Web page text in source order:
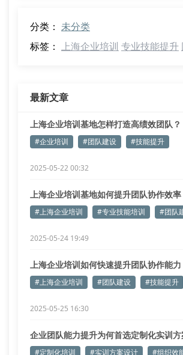
分类： 未分类
标签： 上海企业培训 专业技能提升
最新文章
上海企业培训基地怎样打造高绩效团队？
#企业培训 #团队建设 #技能提升
2025-05-22 00:32
上海企业培训基地如何提升团队协作效率
#上海企业培训 #专业技能培训 #团队
2025-05-24 19:49
上海企业培训如何快速提升团队协作能力
#上海企业培训 #团队建设 #技能提升
2025-05-25 16:30
企业团队能力提升为何首选定制化实训方
#定制化培训 #实训方案设计 #组织效